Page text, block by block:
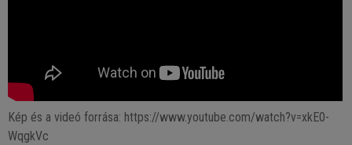
Kép és a videó forrása: https://www.youtube.com/watch?v=xkE0-
WqgkVc